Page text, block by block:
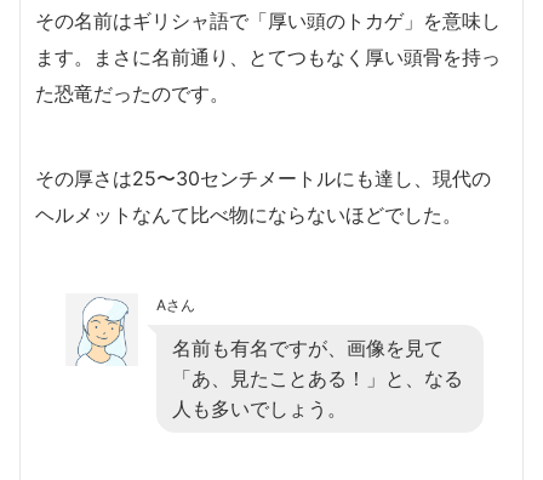
その名前はギリシャ語で「厚い頭のトカゲ」を意味し
ます。まさに名前通り、とてつもなく厚い頭骨を持っ
た恐竜だったのです。
その厚さは25〜30センチメートルにも達し、現代の
ヘルメットなんて比べ物にならないほどでした。
Aさん
名前も有名ですが、画像を見て
「あ、見たことある！」と、なる
人も多いでしょう。